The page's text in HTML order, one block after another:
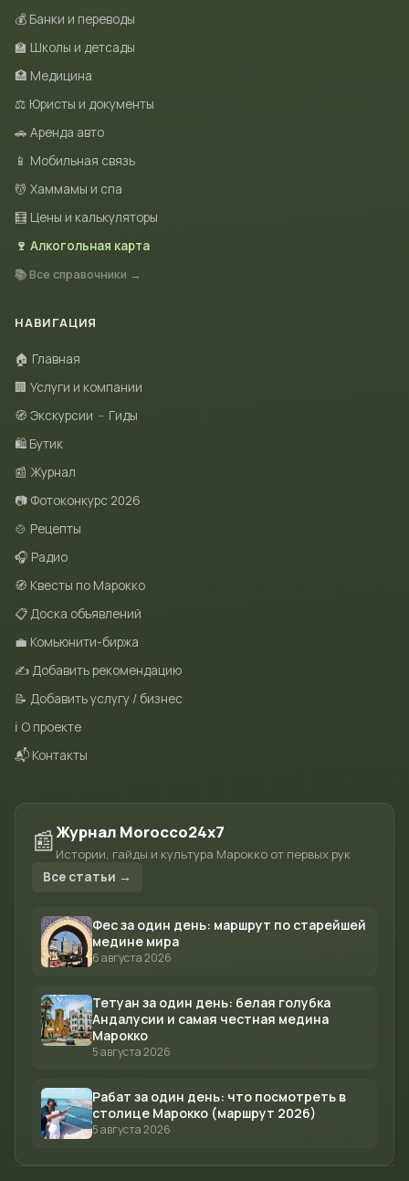
💰 Банки и переводы
🏫 Школы и детсады
🏥 Медицина
⚖️ Юристы и документы
🚗 Аренда авто
📱 Мобильная связь
💆 Хаммамы и спа
🧮 Цены и калькуляторы
🍷 Алкогольная карта
📚 Все справочники →
НАВИГАЦИЯ
🏠 Главная
🏢 Услуги и компании
🧭 Экскурсии – Гиды
🛍 Бутик
📰 Журнал
📷 Фотоконкурс 2026
🍲 Рецепты
🎧 Радио
🧭 Квесты по Марокко
📋 Доска объявлений
💼 Комьюнити-биржа
✍️ Добавить рекомендацию
📝 Добавить услугу / бизнес
ℹ️ О проекте
📬 Контакты
📰Журнал Morocco24x7
Истории, гайды и культура Марокко от первых рук
Все статьи →
Фес за один день: маршрут по старейшей
медине мира
6 августа 2026
Тетуан за один день: белая голубка
Андалусии и самая честная медина
Марокко
5 августа 2026
Рабат за один день: что посмотреть в
столице Марокко (маршрут 2026)
5 августа 2026